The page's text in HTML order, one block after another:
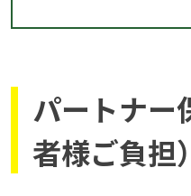
パートナー
者様ご負担）